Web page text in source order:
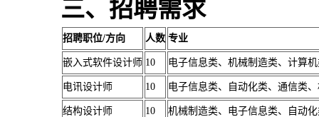
三、招聘需求
招聘职位/方向 人数 专业
嵌入式软件设计师 10 电子信息类、机械制造类、计算
电讯设计师 10 电子信息类、自动化类、通信类
结构设计师 10 机械制造类、电子信息类、自动